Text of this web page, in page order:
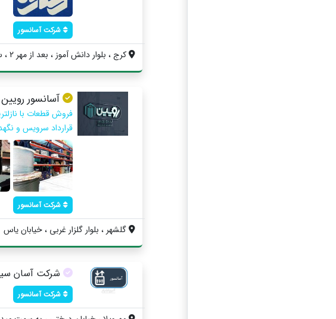
شرکت آسانسور
کرج ، بلوار دانش آموز ، بعد از مهر 2 ، س...
آسانسور رویین
فروش قطعات با
قرارداد سرویس و
شرکت آسانسور
گلشهر ، بلوار گلزار غربی ، خیابان یاس
شرکت آسان
شرکت آسانسور